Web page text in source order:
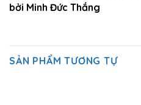
bởi Minh Đức Thắng
SẢN PHẨM TƯƠNG TỰ